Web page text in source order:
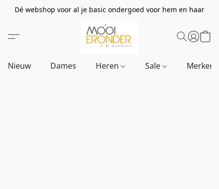
Dé webshop voor al je basic ondergoed voor hem en haar
Nieuw Dames Heren Sale Merken